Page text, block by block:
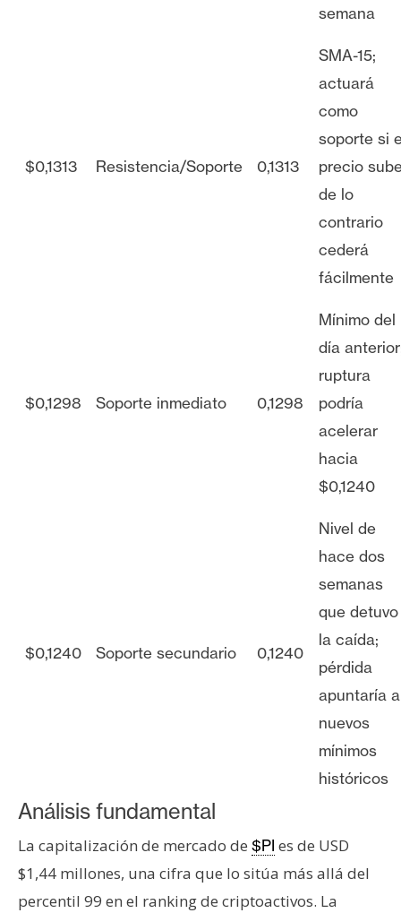
semana
$0,1313 Resistencia/Soporte 0,1313
SMA-15;
actuará
como
soporte si
precio
de lo
contrario
cederá
fácilmente
$0,1298 Soporte inmediato 0,1298
Mínimo del
día
ruptura
podría
acelerar
hacia
$0,1240
$0,1240 Soporte secundario 0,1240
Nivel de
hace dos
semanas
que detuvo
la caída;
pérdida
apuntaría a
nuevos
mínimos
históricos
Análisis fundamental
La capitalización de mercado de $PI es de USD
$1,44 millones, una cifra que lo sitúa más allá del
percentil 99 en el ranking de criptoactivos. La